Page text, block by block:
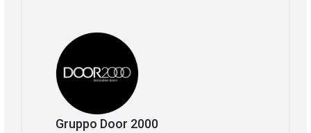
Gruppo Door 2000